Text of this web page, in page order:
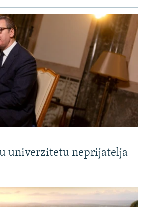
univerzitetu neprijatelja